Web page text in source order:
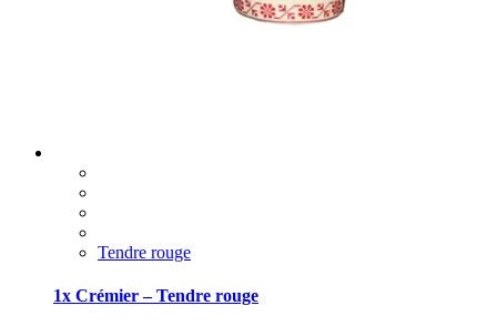
Tendre rouge
1x Crémier – Tendre rouge